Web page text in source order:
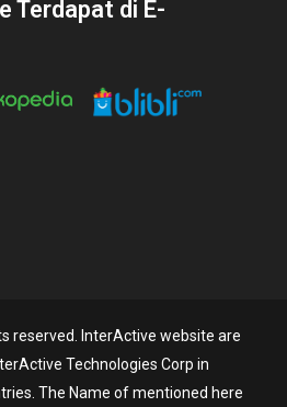
Terdapat di E-
reserved. InterActive website are
Technologies Corp in
The Name of mentioned here